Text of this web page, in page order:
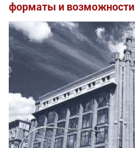
форматы и возможности